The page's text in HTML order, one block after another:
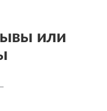
или